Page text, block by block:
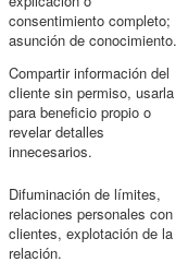
consentimiento completo;
asunción de conocimiento.
Compartir información del
cliente sin permiso, usarla
para beneficio propio o
revelar detalles
innecesarios.
Difuminación de límites,
relaciones personales con
clientes, explotación de la
relación.